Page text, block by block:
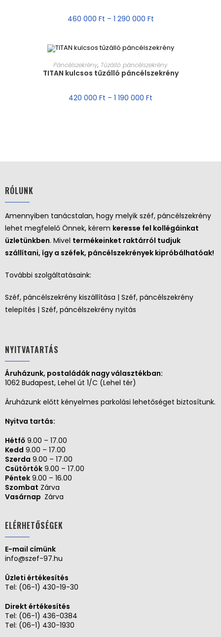
460 000 Ft – 1 290 000 Ft
MÉRET VÁLASZTÁSA
Páncélszekrény, Tűzálló páncélszekrény
TITAN kulcsos tűzálló páncélszekrény
420 000 Ft – 1 190 000 Ft
RÓLUNK
Amennyiben tanácstalan, hogy melyik széf, páncélszekrény
lehet megfelelő Önnek, kérem keresse fel kollégáinkat
üzletünkben. Mivel termékeinket raktárról tudjuk
szállítani, így a széfek, páncélszekrények kipróbálhatóak!
További szolgáltatásaink:
Széf, páncélszekrény kiszállítása | Széf, páncélszekrény
telepítés | Széf, páncélszekrény nyitás
NYITVATARTÁS
Áruházunk, postaládák nagy választékban:
1062 Budapest, Lehel út 1/C (Lehel tér)
Áruházunk előtt kényelmes parkolási lehetőséget biztosítunk.
Nyitva tartás:
Hétfő 9.00 – 17.00
Kedd 9.00 – 17.00
Szerda 9.00 – 17.00
Csütörtök 9.00 – 17.00
Péntek 9.00 – 16.00
Szombat Zárva
Vasárnap Zárva
ELÉRHETŐSÉGEK
E-mail címünk
info@szef-97.hu
Üzleti értékesítés
Tel: (06-1) 430-19-30
Direkt értékesítés
Tel: (06-1) 436-0384
Tel: (06-1) 430-1930